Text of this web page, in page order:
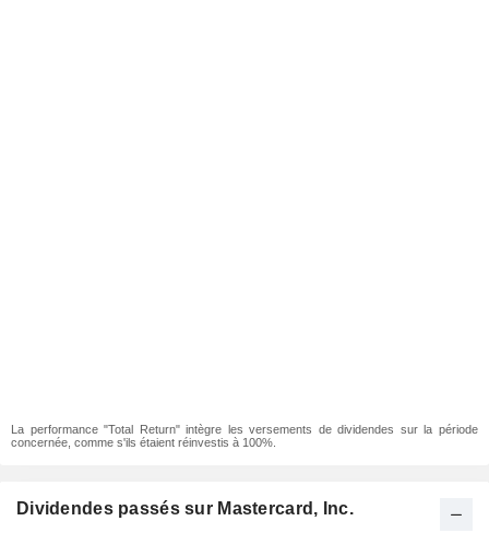
La performance "Total Return" intègre les versements de dividendes sur la période
concernée, comme s'ils étaient réinvestis à 100%.
Dividendes passés sur Mastercard, Inc.